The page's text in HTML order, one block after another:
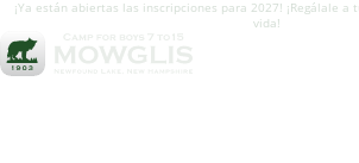
¡Ya están abiertas las inscripciones para 2027! ¡Regálale
vida!